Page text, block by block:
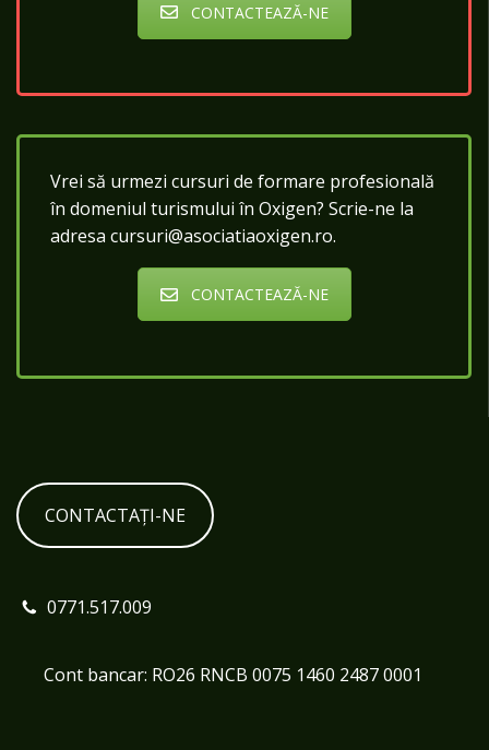
CONTACTEAZĂ-NE
Vrei să urmezi cursuri de formare profesională
în domeniul turismului în Oxigen? Scrie-ne la
adresa cursuri@asociatiaoxigen.ro.
CONTACTEAZĂ-NE
CONTACTAȚI-NE
0771.517.009
Cont bancar: RO26 RNCB 0075 1460 2487 0001